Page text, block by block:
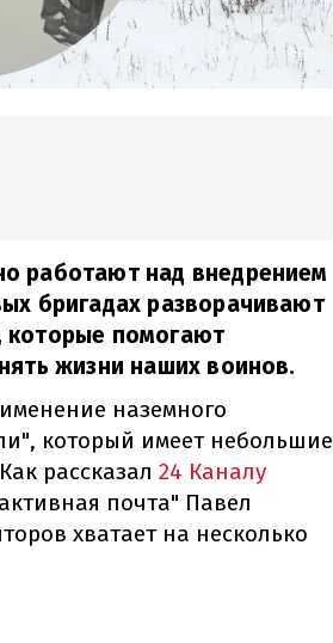
работают над внедрением
бригадах разворачивают
которые помогают
жизни наших воинов.
наземного
который имеет небольшие
рассказал 24 Каналу
почта" Павел
хватает на несколько